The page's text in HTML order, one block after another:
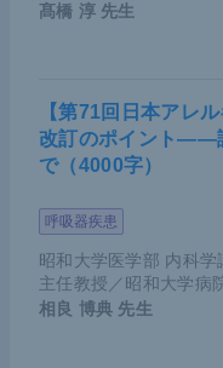
髙橋 淳 先生
【第71回日本アレ
改訂のポイント――
で（4000字）
呼吸器疾患
昭和大学医学部 内科
主任教授／昭和大学病
相良 博典 先生